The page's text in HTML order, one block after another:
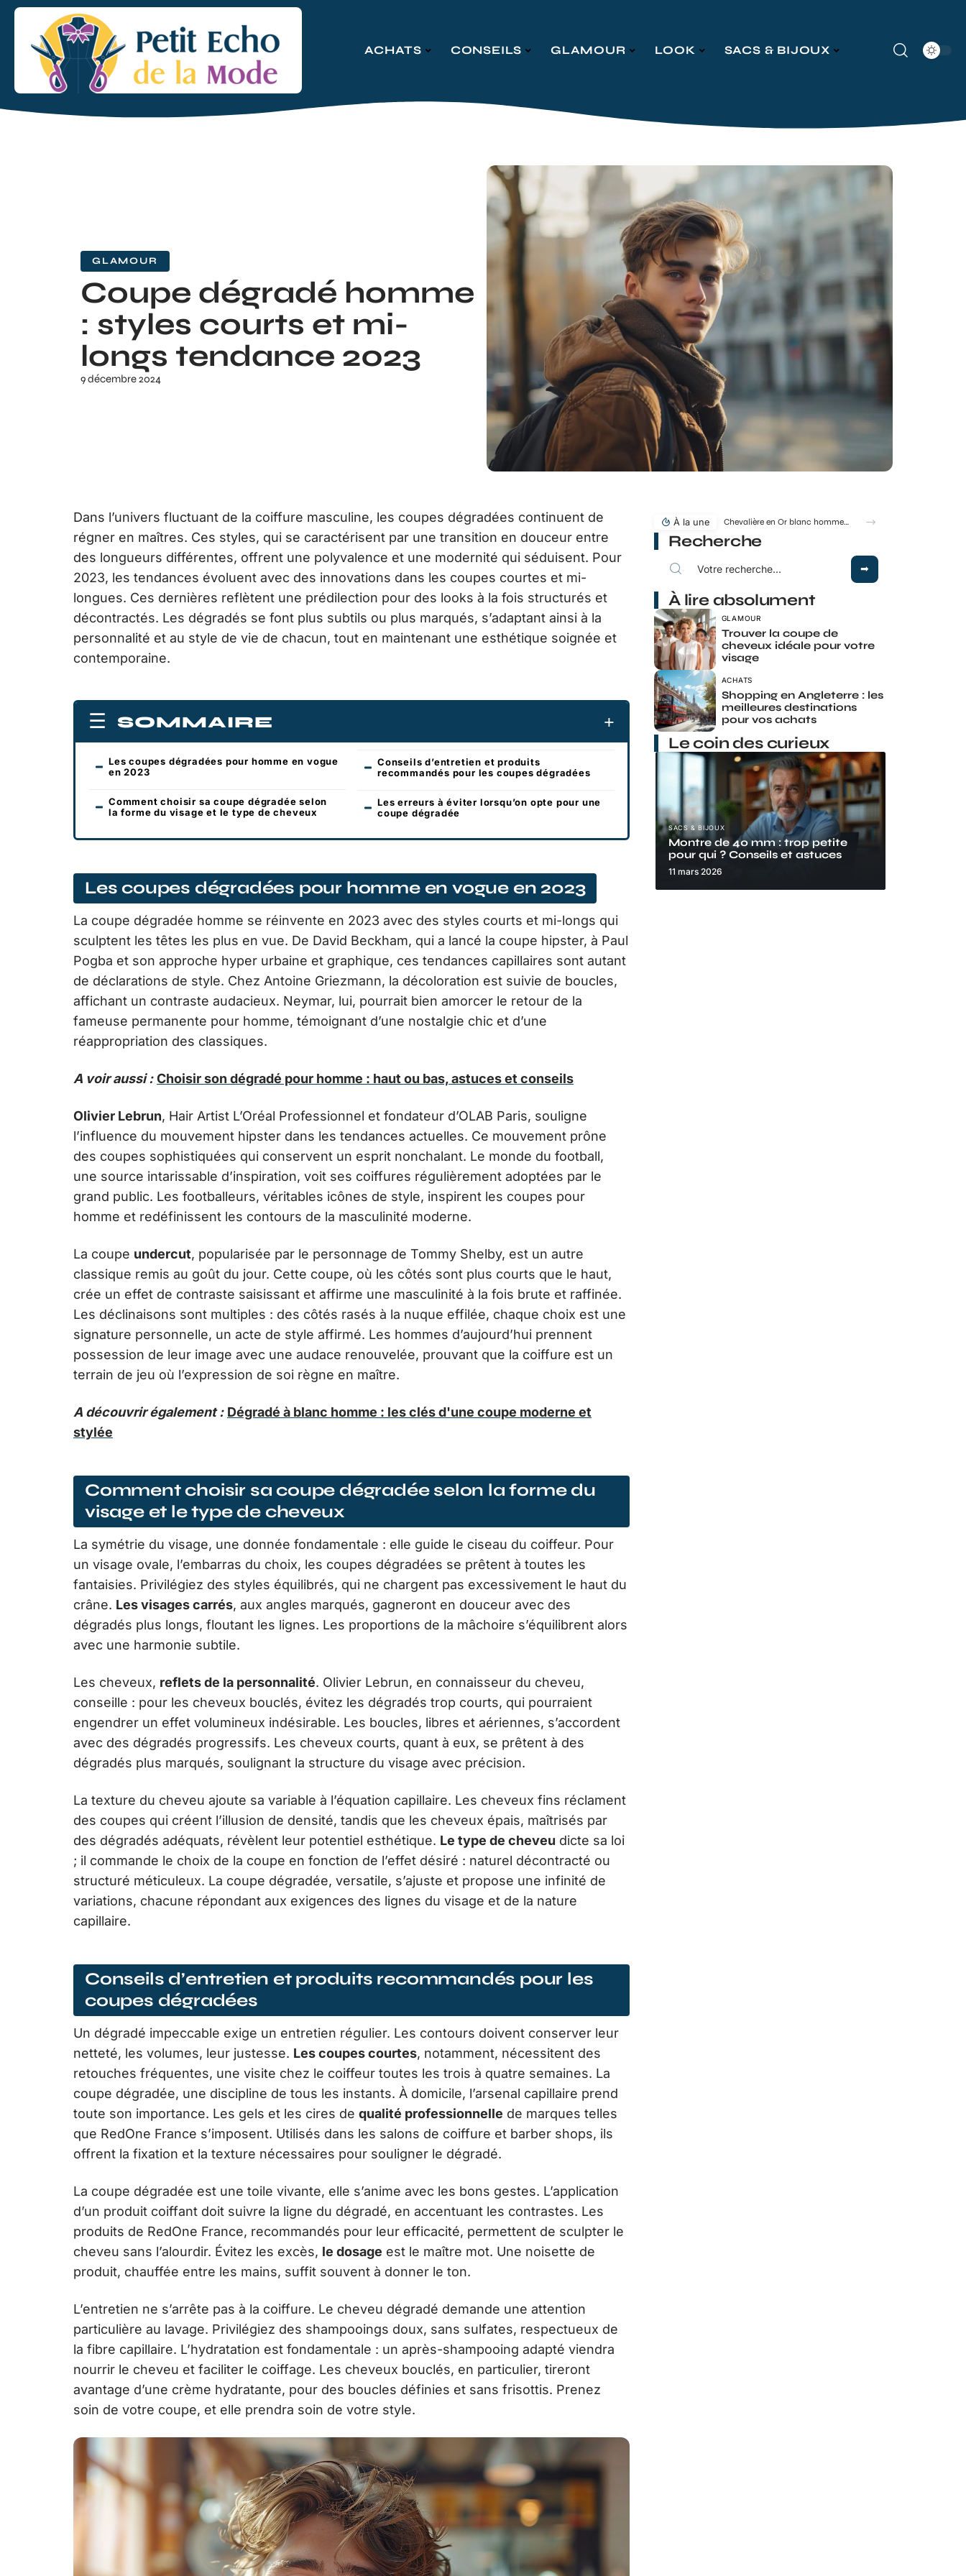
ACHATS CONSEILS GLAMOUR LOOK SACS & BIJOUX
GLAMOUR
Coupe dégradé homme
: styles courts et mi-
longs tendance 2023
9 décembre 2024
Dans l’univers fluctuant de la coiffure masculine, les coupes dégradées continuent de
régner en maîtres. Ces styles, qui se caractérisent par une transition en douceur entre
des longueurs différentes, offrent une polyvalence et une modernité qui séduisent. Pour
2023, les tendances évoluent avec des innovations dans les coupes courtes et mi-
longues. Ces dernières reflètent une prédilection pour des looks à la fois structurés et
décontractés. Les dégradés se font plus subtils ou plus marqués, s’adaptant ainsi à la
personnalité et au style de vie de chacun, tout en maintenant une esthétique soignée et
contemporaine.
SOMMAIRE
Les coupes dégradées pour homme en vogue
en 2023
Comment choisir sa coupe dégradée selon
la forme du visage et le type de cheveux
Conseils d’entretien et produits
recommandés pour les coupes dégradées
Les erreurs à éviter lorsqu’on opte pour une
coupe dégradée
Les coupes dégradées pour homme en vogue en 2023
La coupe dégradée homme se réinvente en 2023 avec des styles courts et mi-longs qui
sculptent les têtes les plus en vue. De David Beckham, qui a lancé la coupe hipster, à Paul
Pogba et son approche hyper urbaine et graphique, ces tendances capillaires sont autant
de déclarations de style. Chez Antoine Griezmann, la décoloration est suivie de boucles,
affichant un contraste audacieux. Neymar, lui, pourrait bien amorcer le retour de la
fameuse permanente pour homme, témoignant d’une nostalgie chic et d’une
réappropriation des classiques.
A voir aussi : Choisir son dégradé pour homme : haut ou bas, astuces et conseils
Olivier Lebrun, Hair Artist L’Oréal Professionnel et fondateur d’OLAB Paris, souligne
l’influence du mouvement hipster dans les tendances actuelles. Ce mouvement prône
des coupes sophistiquées qui conservent un esprit nonchalant. Le monde du football,
une source intarissable d’inspiration, voit ses coiffures régulièrement adoptées par le
grand public. Les footballeurs, véritables icônes de style, inspirent les coupes pour
homme et redéfinissent les contours de la masculinité moderne.
La coupe undercut, popularisée par le personnage de Tommy Shelby, est un autre
classique remis au goût du jour. Cette coupe, où les côtés sont plus courts que le haut,
crée un effet de contraste saisissant et affirme une masculinité à la fois brute et raffinée.
Les déclinaisons sont multiples : des côtés rasés à la nuque effilée, chaque choix est une
signature personnelle, un acte de style affirmé. Les hommes d’aujourd’hui prennent
possession de leur image avec une audace renouvelée, prouvant que la coiffure est un
terrain de jeu où l’expression de soi règne en maître.
A découvrir également : Dégradé à blanc homme : les clés d'une coupe moderne et
stylée
Comment choisir sa coupe dégradée selon la forme du
visage et le type de cheveux
La symétrie du visage, une donnée fondamentale : elle guide le ciseau du coiffeur. Pour
un visage ovale, l’embarras du choix, les coupes dégradées se prêtent à toutes les
fantaisies. Privilégiez des styles équilibrés, qui ne chargent pas excessivement le haut du
crâne. Les visages carrés, aux angles marqués, gagneront en douceur avec des
dégradés plus longs, floutant les lignes. Les proportions de la mâchoire s’équilibrent alors
avec une harmonie subtile.
Les cheveux, reflets de la personnalité. Olivier Lebrun, en connaisseur du cheveu,
conseille : pour les cheveux bouclés, évitez les dégradés trop courts, qui pourraient
engendrer un effet volumineux indésirable. Les boucles, libres et aériennes, s’accordent
avec des dégradés progressifs. Les cheveux courts, quant à eux, se prêtent à des
dégradés plus marqués, soulignant la structure du visage avec précision.
La texture du cheveu ajoute sa variable à l’équation capillaire. Les cheveux fins réclament
des coupes qui créent l’illusion de densité, tandis que les cheveux épais, maîtrisés par
des dégradés adéquats, révèlent leur potentiel esthétique. Le type de cheveu dicte sa loi
; il commande le choix de la coupe en fonction de l’effet désiré : naturel décontracté ou
structuré méticuleux. La coupe dégradée, versatile, s’ajuste et propose une infinité de
variations, chacune répondant aux exigences des lignes du visage et de la nature
capillaire.
Conseils d’entretien et produits recommandés pour les
coupes dégradées
Un dégradé impeccable exige un entretien régulier. Les contours doivent conserver leur
netteté, les volumes, leur justesse. Les coupes courtes, notamment, nécessitent des
retouches fréquentes, une visite chez le coiffeur toutes les trois à quatre semaines. La
coupe dégradée, une discipline de tous les instants. À domicile, l’arsenal capillaire prend
toute son importance. Les gels et les cires de qualité professionnelle de marques telles
que RedOne France s’imposent. Utilisés dans les salons de coiffure et barber shops, ils
offrent la fixation et la texture nécessaires pour souligner le dégradé.
La coupe dégradée est une toile vivante, elle s’anime avec les bons gestes. L’application
d’un produit coiffant doit suivre la ligne du dégradé, en accentuant les contrastes. Les
produits de RedOne France, recommandés pour leur efficacité, permettent de sculpter le
cheveu sans l’alourdir. Évitez les excès, le dosage est le maître mot. Une noisette de
produit, chauffée entre les mains, suffit souvent à donner le ton.
L’entretien ne s’arrête pas à la coiffure. Le cheveu dégradé demande une attention
particulière au lavage. Privilégiez des shampooings doux, sans sulfates, respectueux de
la fibre capillaire. L’hydratation est fondamentale : un après-shampooing adapté viendra
nourrir le cheveu et faciliter le coiffage. Les cheveux bouclés, en particulier, tireront
avantage d’une crème hydratante, pour des boucles définies et sans frisottis. Prenez
soin de votre coupe, et elle prendra soin de votre style.
À la une
Recherche
À lire absolument
GLAMOUR
Trouver la coupe de
cheveux idéale pour votre
visage
ACHATS
Shopping en Angleterre : les
meilleures destinations
pour vos achats
Le coin des curieux
SACS & BIJOUX
Montre de 40 mm : trop petite
pour qui ? Conseils et astuces
11 mars 2026